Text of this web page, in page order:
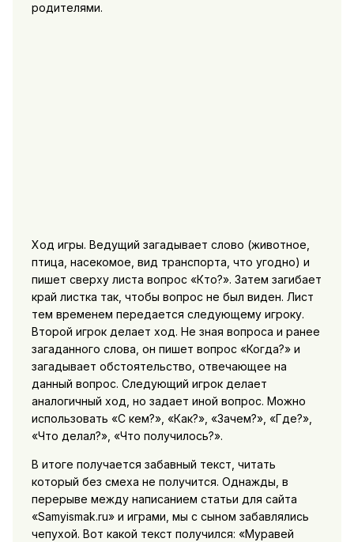
родителями.
Ход игры. Ведущий загадывает слово (животное,
птица, насекомое, вид транспорта, что угодно) и
пишет сверху листа вопрос «Кто?». Затем загибает
край листка так, чтобы вопрос не был виден. Лист
тем временем передается следующему игроку.
Второй игрок делает ход. Не зная вопроса и ранее
загаданного слова, он пишет вопрос «Когда?» и
загадывает обстоятельство, отвечающее на
данный вопрос. Следующий игрок делает
аналогичный ход, но задает иной вопрос. Можно
использовать «С кем?», «Как?», «Зачем?», «Где?»,
«Что делал?», «Что получилось?».
В итоге получается забавный текст, читать
который без смеха не получится. Однажды, в
перерыве между написанием статьи для сайта
«Samyismak.ru» и играми, мы с сыном забавлялись
чепухой. Вот какой текст получился: «Муравей